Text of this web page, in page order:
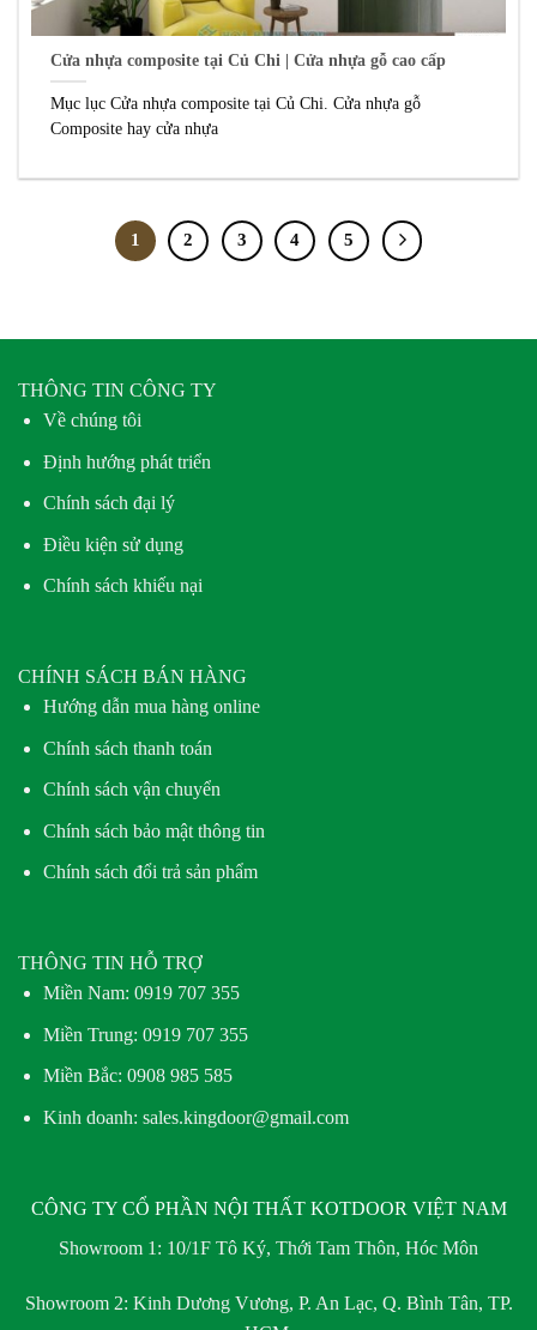
Cửa nhựa composite tại Củ Chi | Cửa nhựa gỗ cao cấp
Mục lục Cửa nhựa composite tại Củ Chi. Cửa nhựa gỗ
Composite hay cửa nhựa
1 2 3 4 5
THÔNG TIN CÔNG TY
Về chúng tôi
Định hướng phát triển
Chính sách đại lý
Điều kiện sử dụng
Chính sách khiếu nại
CHÍNH SÁCH BÁN HÀNG
Hướng dẫn mua hàng online
Chính sách thanh toán
Chính sách vận chuyển
Chính sách bảo mật thông tin
Chính sách đổi trả sản phẩm
THÔNG TIN HỖ TRỢ
Miền Nam: 0919 707 355
Miền Trung: 0919 707 355
Miền Bắc: 0908 985 585
Kinh doanh: sales.kingdoor@gmail.com
CÔNG TY CỔ PHẦN NỘI THẤT KOTDOOR VIỆT NAM
Showroom 1: 10/1F Tô Ký, Thới Tam Thôn, Hóc Môn
Showroom 2: Kinh Dương Vương, P. An Lạc, Q. Bình Tân, TP.